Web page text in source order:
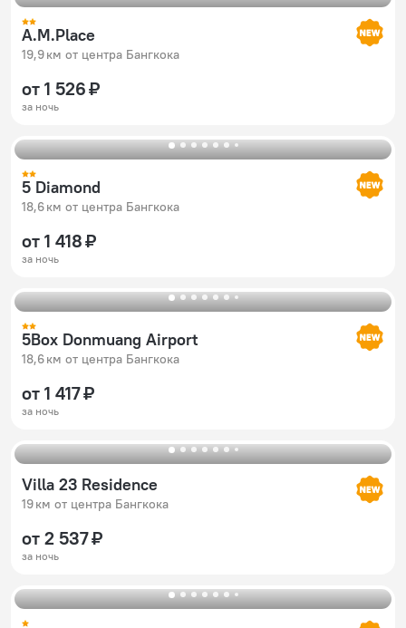
A.M.Place
19,9 км от центра Бангкока
от 1 526 ₽
за ночь
5 Diamond
18,6 км от центра Бангкока
от 1 418 ₽
за ночь
5Box Donmuang Airport
18,6 км от центра Бангкока
от 1 417 ₽
за ночь
Villa 23 Residence
19 км от центра Бангкока
от 2 537 ₽
за ночь